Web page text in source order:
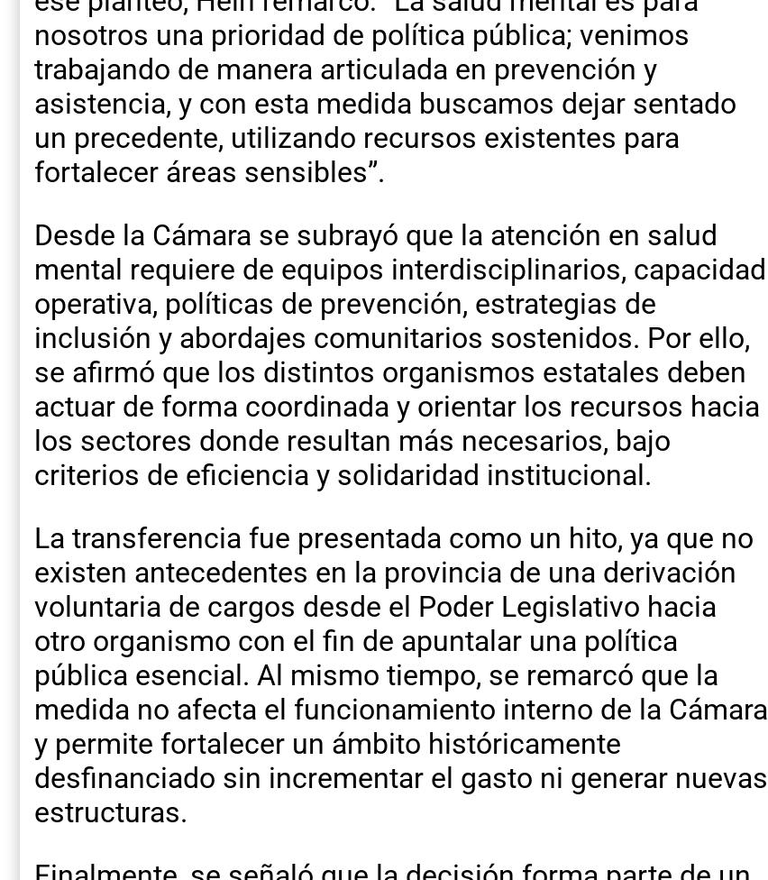
nosotros una prioridad de política pública; venimos
trabajando de manera articulada en prevención y
asistencia, y con esta medida buscamos dejar sentado
un precedente, utilizando recursos existentes para
fortalecer áreas sensibles”.
Desde la Cámara se subrayó que la atención en salud
mental requiere de equipos interdisciplinarios, capacidad
operativa, políticas de prevención, estrategias de
inclusión y abordajes comunitarios sostenidos. Por ello,
se afirmó que los distintos organismos estatales deben
actuar de forma coordinada y orientar los recursos hacia
los sectores donde resultan más necesarios, bajo
criterios de eficiencia y solidaridad institucional.
La transferencia fue presentada como un hito, ya que no
existen antecedentes en la provincia de una derivación
voluntaria de cargos desde el Poder Legislativo hacia
otro organismo con el fin de apuntalar una política
pública esencial. Al mismo tiempo, se remarcó que la
medida no afecta el funcionamiento interno de la Cámara
y permite fortalecer un ámbito históricamente
desfinanciado sin incrementar el gasto ni generar nuevas
estructuras.